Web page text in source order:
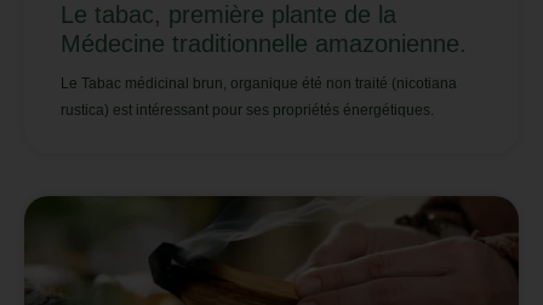
Le tabac, première plante de la
Médecine traditionnelle amazonienne.
Le Tabac médicinal brun, organique été non traité (nicotiana
rustica) est intéressant pour ses propriétés énergétiques.